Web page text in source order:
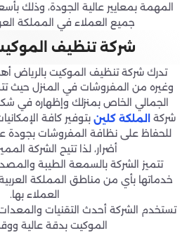
المهمة بمعايير عالية الجودة، وذلك
جميع العملاء في المملكة
شركة تنظيف
تدرك شركة تنظيف الموكيت بالرياض
وغيره من المفروشات في المنزل حيث
الجمالي الخاص بمنزلك وإظهاره في
شركة الملكة كلين بتوفير كافة
للحفاظ على نظافة المفروشات بجودة
أضرار، لذا تتيح الشركة
تتميز الشركة بالسمعة الطيبة
خدماتها بأي من مناطق المملكة
العملاء بها.
تستخدم الشركة أحدث التقنيات
الموكيت بدقة عالية